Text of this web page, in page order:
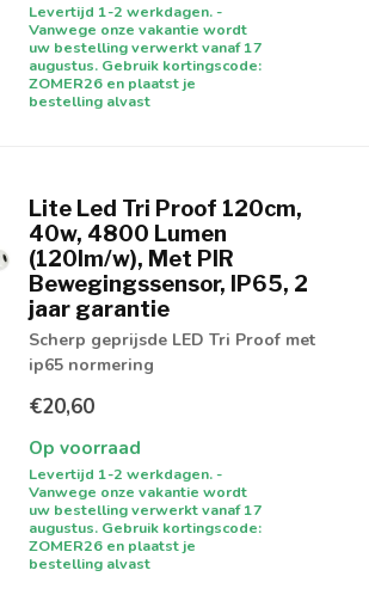
Levertijd 1-2 werkdagen. -
Vanwege onze vakantie wordt
uw bestelling verwerkt vanaf 17
augustus. Gebruik kortingscode:
ZOMER26 en plaatst je
bestelling alvast
Lite Led Tri Proof 120cm,
40w, 4800 Lumen
(120lm/w), Met PIR
Bewegingssensor, IP65, 2
jaar garantie
Scherp geprijsde LED Tri Proof met
ip65 normering
€20,60
Op voorraad
Levertijd 1-2 werkdagen. -
Vanwege onze vakantie wordt
uw bestelling verwerkt vanaf 17
augustus. Gebruik kortingscode:
ZOMER26 en plaatst je
bestelling alvast